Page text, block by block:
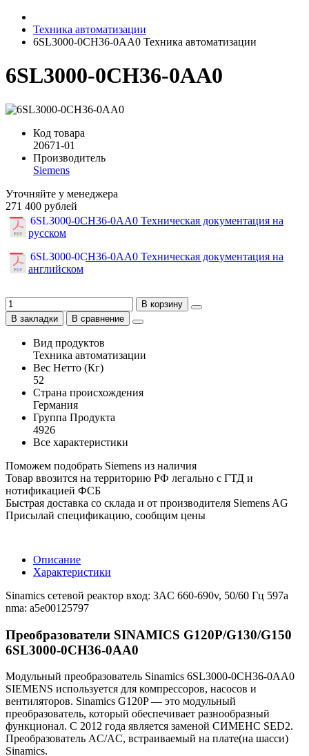
Техника автоматизации
6SL3000-0CH36-0AA0 Техника автоматизации
6SL3000-0CH36-0AA0
Код товара
20671-01
Производитель
Siemens
Уточняйте у менеджера
271 400 рублей
6SL3000-0CH36-0AA0 Техническая документация на
русском
6SL3000-0CH36-0AA0 Техническая документация на
английском
В корзину
В закладки
В сравнение
Вид продуктов
Техника автоматизации
Вес Нетто (Кг)
52
Страна происхождения
Германия
Группа Продукта
4926
Все характеристики
Поможем подобрать Siemens из наличия
Товар ввозится на территорию РФ легально с ГТД и
нотификацией ФСБ
Быстрая доставка со склада и от производителя Siemens AG
Присылай спецификацию, сообщим цены
Описание
Характеристики
Sinamics сетевой реактор вход: 3AC 660-690v, 50/60 Гц 597a
nma: a5e00125797
Преобразователи SINAMICS G120P/G130/G150
6SL3000-0CH36-0AA0
Модульный преобразователь Sinamics 6SL3000-0CH36-0AA0
SIEMENS используется для компрессоров, насосов и
вентиляторов. Sinamics G120P — это модульный
преобразователь, который обеспечивает разнообразный
функционал. С 2012 года является заменой СИМЕНС SED2.
Преобразователь AC/AC, встраиваемый на плате(на шасси)
Sinamics.